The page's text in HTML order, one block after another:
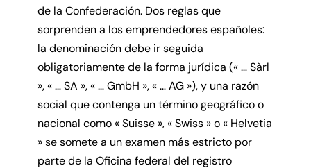
de la Confederación. Dos reglas que
sorprenden a los emprendedores españoles:
la denominación debe ir seguida
obligatoriamente de la forma jurídica (« … Sàrl
», « … SA », « … GmbH », « … AG »), y una razón
social que contenga un término geográfico o
nacional como « Suisse », « Swiss » o « Helvetia
» se somete a un examen más estricto por
parte de la Oficina federal del registro